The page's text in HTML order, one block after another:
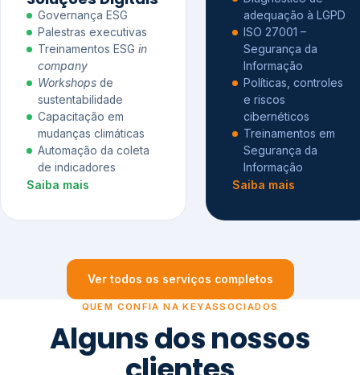
Governança ESG
Palestras executivas
Treinamentos ESG in
company
Workshops de
sustentabilidade
Capacitação em
mudanças climáticas
Automação da coleta
de indicadores
Saiba mais
adequação à LGPD
ISO 27001 –
Segurança da
Informação
Políticas, controles
e riscos
cibernéticos
Treinamentos em
Segurança da
Informação
Saiba mais
Ver todos os serviços completos
QUEM CONFIA NA KEYASSOCIADOS
Alguns dos nossos